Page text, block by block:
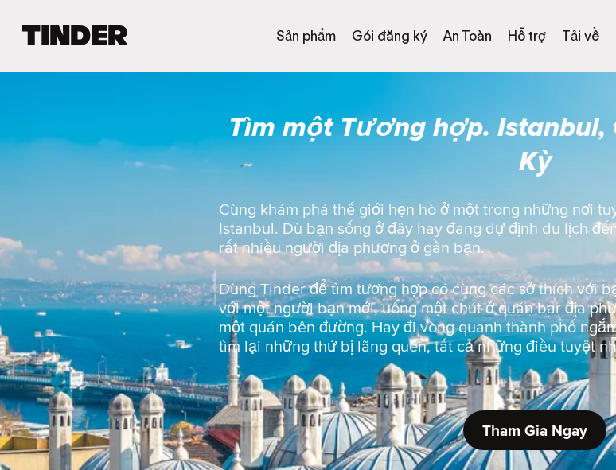
ủ
T
r
Sản phẩm Gói đăng ký An Toàn Hỗ trợ Tải về
Tìm một Tương hợp. Istanbul,
Kỳ
Cùng khám phá thế giới hẹn hò ở một trong những nơi
Istanbul. Dù bạn sống ở đây hay đang dự định du lịch
rất nhiều người địa phương ở gần bạn.
Dùng Tinder để tìm tương hợp có cùng các sở thích với
với một người bạn mới, uống một chút ở quán bar địa
một quán bên đường. Hay đi vòng quanh thành phố
tìm lại những thứ bị lãng quên, tất cả những điều tuyệt
Tham Gia Ngay